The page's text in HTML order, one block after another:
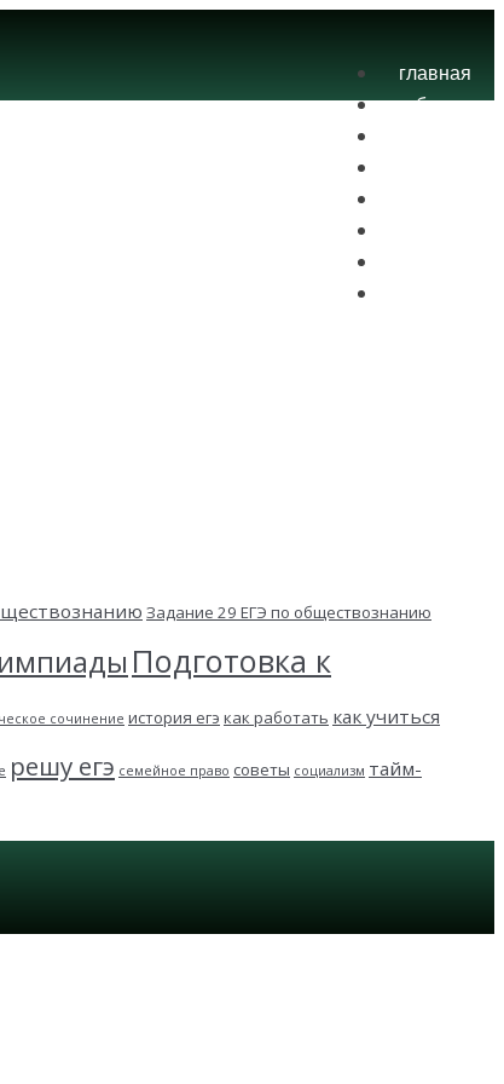
главная
блог
Задание 29 ЕГЭ по обществознанию
Подготовка к
сочинение история егэ как работать как учиться
решу егэ семейное право советы социализм тайм-